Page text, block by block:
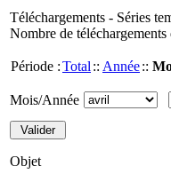
Téléchargements - Séries
Nombre de
Période :Total :: Année::
Mois/Année
Objet